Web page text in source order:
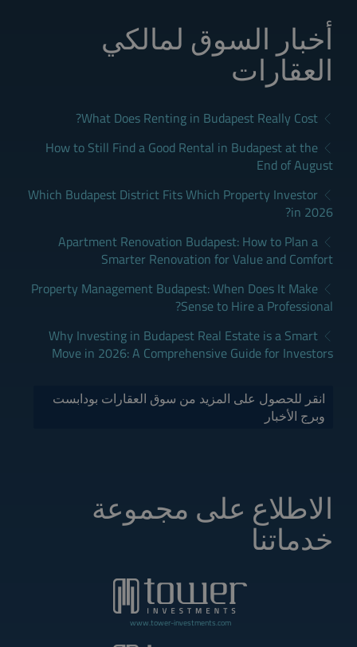
أخبار السوق لمالكي
العقارات
What Does Renting in Budapest Really Cost?
How to Still Find a Good Rental in Budapest at the
End of August
Which Budapest District Fits Which Property Investor
in 2026?
Apartment Renovation Budapest: How to Plan a
Smarter Renovation for Value and Comfort
Property Management Budapest: When Does It Make
Sense to Hire a Professional?
Why Investing in Budapest Real Estate is a Smart
Move in 2026: A Comprehensive Guide for Investors
انقر للحصول على المزيد من سوق العقارات بودابست
وبرج الأخبار
الاطلاع على مجموعة
خدماتنا
www.tower-investments.com